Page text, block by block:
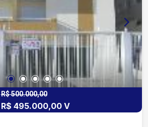
R$ 500.000,00
R$ 495.000,00 V